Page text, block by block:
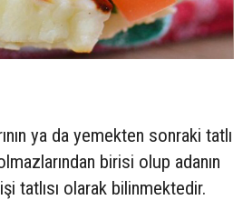
ya da yemekten sonraki tatlı
birisi olup adanın
tatlısı olarak bilinmektedir.